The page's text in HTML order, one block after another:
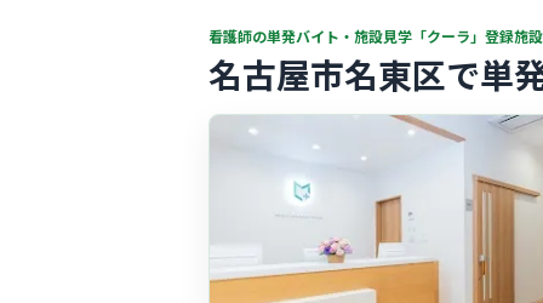
看護師の単発バイト・施設見学「クーラ」登録施設
名古屋市名東区で単